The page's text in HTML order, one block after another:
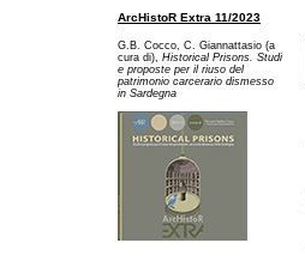
ArcHistoR Extra 11/2023
G.B. Cocco, C. Giannattasio (a
cura di), Historical Prisons. Studi
e proposte per il riuso del
patrimonio carcerario dismesso
in Sardegna